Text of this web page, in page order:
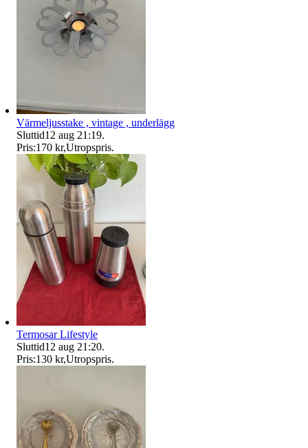
Värmeljusstake , vintage , underlägg
Sluttid12 aug 21:19.
Pris:170 kr,Utropspris.
Termosar Lifestyle
Sluttid12 aug 21:20.
Pris:130 kr,Utropspris.